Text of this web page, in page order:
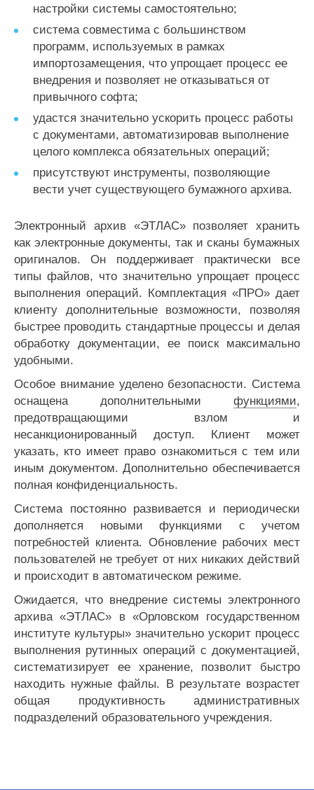
настройки системы самостоятельно;
система совместима с большинством
программ, используемых в рамках
импортозамещения, что упрощает процесс ее
внедрения и позволяет не отказываться от
привычного софта;
удастся значительно ускорить процесс работы
с документами, автоматизировав выполнение
целого комплекса обязательных операций;
присутствуют инструменты, позволяющие
вести учет существующего бумажного архива.
Электронный архив «ЭТЛАС» позволяет хранить
как электронные документы, так и сканы бумажных
оригиналов. Он поддерживает практически все
типы файлов, что значительно упрощает процесс
выполнения операций. Комплектация «ПРО» дает
клиенту дополнительные возможности, позволяя
быстрее проводить стандартные процессы и делая
обработку документации, ее поиск максимально
удобными.
Особое внимание уделено безопасности. Система
оснащена дополнительными функциями,
предотвращающими взлом и
несанкционированный доступ. Клиент может
указать, кто имеет право ознакомиться с тем или
иным документом. Дополнительно обеспечивается
полная конфиденциальность.
Система постоянно развивается и периодически
дополняется новыми функциями с учетом
потребностей клиента. Обновление рабочих мест
пользователей не требует от них никаких действий
и происходит в автоматическом режиме.
Ожидается, что внедрение системы электронного
архива «ЭТЛАС» в «Орловском государственном
институте культуры» значительно ускорит процесс
выполнения рутинных операций с документацией,
систематизирует ее хранение, позволит быстро
находить нужные файлы. В результате возрастет
общая продуктивность административных
подразделений образовательного учреждения.